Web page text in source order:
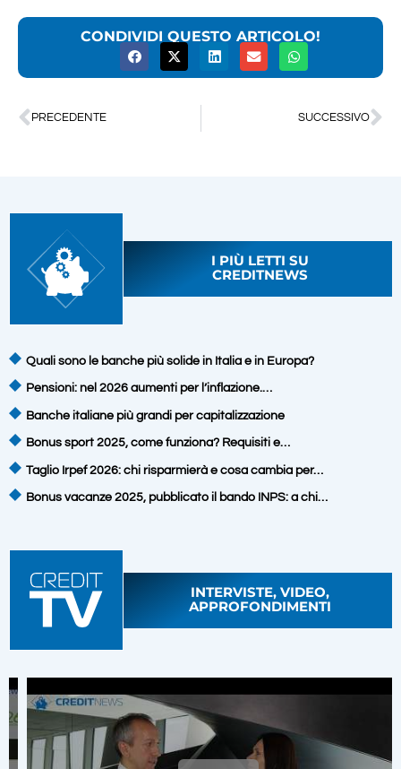
CONDIVIDI QUESTO ARTICOLO!
PRECEDENTE SUCCESSIVO
I PIÙ LETTI SU
CREDITNEWS
Quali sono le banche più solide in Italia e in Europa?
Pensioni: nel 2026 aumenti per l’inflazione.…
Banche italiane più grandi per capitalizzazione
Bonus sport 2025, come funziona? Requisiti e…
Taglio Irpef 2026: chi risparmierà e cosa cambia per…
Bonus vacanze 2025, pubblicato il bando INPS: a chi…
INTERVISTE, VIDEO,
APPROFONDIMENTI